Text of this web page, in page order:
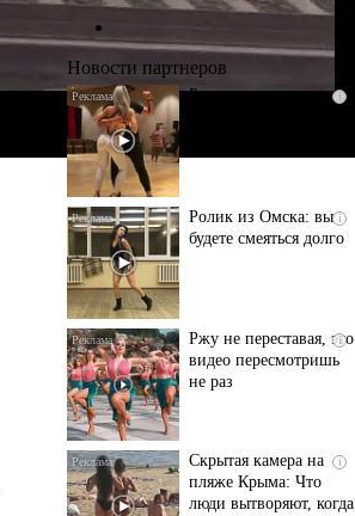
Новости партнеров
Пересмотрела 10 раз
i
Ролик длится пару
i
Ролик из Омска: вы
будете смеяться долго
i
Ржу не переставая, это
видео пересмотришь
не раз
i
Скрытая камера на
пляже Крыма: Что
люди вытворяют, когда